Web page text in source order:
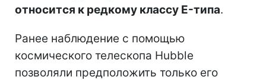
относится к редкому классу E-типа.
Ранее наблюдение с помощью
космического телескопа Hubble
позволяли предположить только его